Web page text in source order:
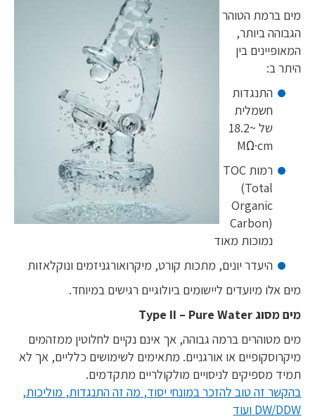
מים ברמת הטוהר
הגבוהה ביותר,
המאופיינים בין
היתר ב:
התנגדות
חשמלית
של ~18.2
MΩ·cm
רמות TOC
(Total
Organic
Carbon)
נמוכות מאוד
היעדר יונים, מתכות קורט, מיקרואורגניזמים ונוקלאזות
מים אלו מיועדים ליישומים ביולוגיים רגישים במיוחד.
מים מסוג Type II – Pure Water
מים מטוהרים ברמה גבוהה, אך אינם נקיים לחלוטין ממזהמים
מיקרוסקופיים או אורגניים. מתאימים לשימושים כלליים, אך לא
תמיד מספיקים לניסויים מולקולריים מתקדמים.
בהקשר זה טוב להזכר במונחי יסוד, מה זה התנגדות, מוליכות,
DW/DDW ועוד